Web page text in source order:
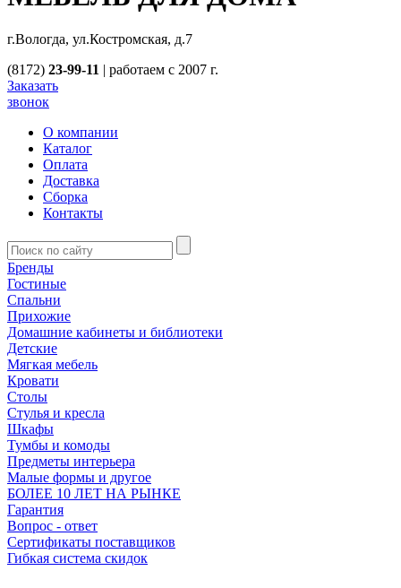
г.Вологда, ул.Костромская, д.7
(8172) 23-99-11 | работаем с 2007 г.
Заказать
звонок
О компании
Каталог
Оплата
Доставка
Сборка
Контакты
Бренды
Гостиные
Спальни
Прихожие
Домашние кабинеты и библиотеки
Детские
Мягкая мебель
Кровати
Столы
Стулья и кресла
Шкафы
Тумбы и комоды
Предметы интерьера
Малые формы и другое
БОЛЕЕ 10 ЛЕТ НА РЫНКЕ
Гарантия
Вопрос - ответ
Сертификаты поставщиков
Гибкая система скидок